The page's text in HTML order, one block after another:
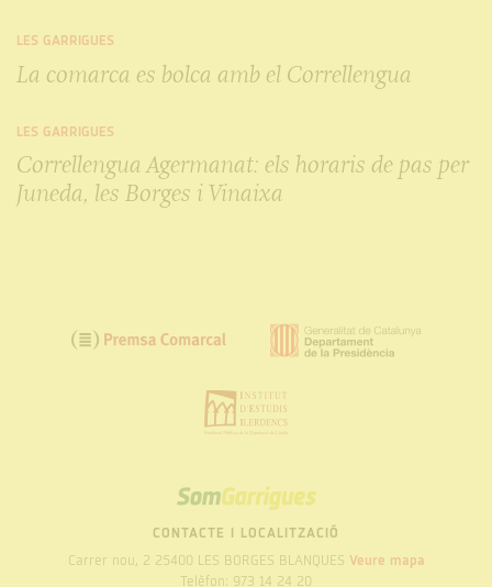
LES GARRIGUES
La comarca es bolca amb el Correllengua
LES GARRIGUES
Correllengua Agermanat: els horaris de pas per
Juneda, les Borges i Vinaixa
SOM
GARRIGUES
CONTACTE I LOCALITZACIÓ
Carrer nou, 2 25400 LES BORGES BLANQUES Veure mapa
Telèfon: 973 14 24 20